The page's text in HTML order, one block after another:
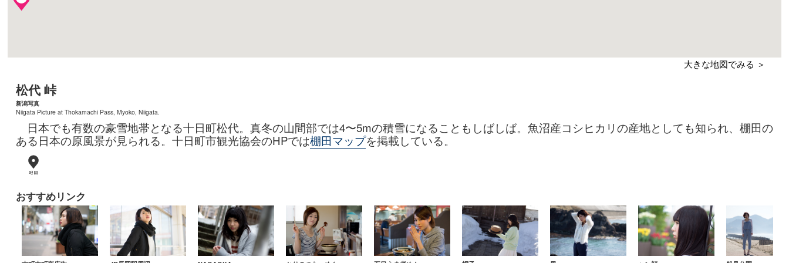
大きな地図でみる ＞
松代 峠
新潟写真
Niigata Picture at Thokamachi Pass, Myoko, Niigata.
日本でも有数の豪雪地帯となる十日町松代。真冬の山間部では4〜5mの積雪になることもしばしば。魚沼産コシヒカリの産地としても知られ、棚田の
ある日本の原風景が見られる。十日町市観光協会のHPでは棚田マップを掲載している。
おすすめリンク